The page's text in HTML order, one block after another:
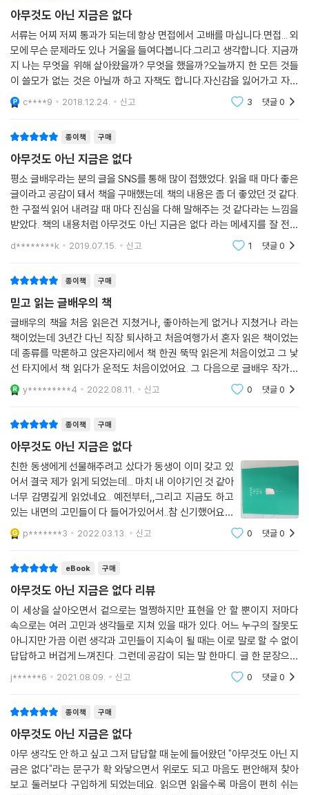
아무것도 아닌 지금은 없다
서류는 어찌 저찌 통과가 되는데 항상 면접에서 고배를 마십니다.면접... 외
모에 무슨 문제라도 있나 거울을 들여다봅니다.그리고 생각합니다. 지금까
지 나는 무엇을 위해 살아왔을까? 무엇을 했을까?오늘까지 한 모든 것들
이 쓸모가 없는 것은 아닐까 하고 자책도 합니다.자신감을 잃어가고 자존
감마저 바닥을 향해 곤두박질 쳐가는 요즈음,헬조선 청춘들이 꼭 읽어야
할, 선물받았으면
c****9 2018.12.24. 신고 3 댓글0
종이책 구매
아무것도 아닌 지금은 없다
평소 글배우라는 분의 글을 SNS를 통해 많이 접했었다. 읽을 때 마다 좋은
글이라고 공감이 돼서 책을 구매했는데. 책의 내용은 좀 더 좋았던 것 같다.
한 구절씩 읽어 내려갈 때 마다 진심을 다해 말해주는 것 같다라는 느낌을
받았다. 책의 내용처럼 아무것도 아닌 지금은 없다 라는 메세지를 잘 전달
해주는 것 같았다. 현재를 중요하게 살아가는 힘을 주는 것 같았고 앞으로
d********k 2019.07.15. 신고 1 댓글0
종이책 구매
믿고 읽는 글배우의 책
글배우의 책을 처음 읽은건 지쳤거나, 좋아하는게 없거나 지쳤거나 라는
책이었는데 3년간 다닌 직장 퇴사하고 처음여행가서 혼자 읽은 책이었는
데 종류를 막론하고 앉은자리에서 책 한권 뚝딱 읽은게 처음이었고 그 낯
선 타지에서 책 읽다가 운적도 처음이었어요. 그 다음으로 글배우 작가의
책을 두번째로 산게 이책인데 자존감이 바닥까지 떨어진 저에게 책 제목만
으로도 이미 위로를
y*********4 2022.08.11. 신고 0 댓글0
종이책 구매
아무것도 아닌 지금은 없다
친한 동생에게 선물해주려고 샀다가 동생이 이미 갖고 있
어서 결국 제가 읽게 되었는데... 마치 내 이야기인 것 같아
너무 감명깊게 읽었네요.. 예전부터,,그리고 지금도 하고
있는 내면의 고민들이 다 들어가있어서..참 신기했어요ㅎ
ㅎ 이 책을 읽다보면,, 나의 가장 친구가,,또는 엄마가,, 가
만히 위로해주고 토닥여주는 것 같아요..덕분에 글배우님
p*******3 2022.03.13. 신고 0 댓글0
eBook 구매
아무것도 아닌 지금은 없다 리뷰
이 세상을 살아오면서 겉으로는 멀쩡하지만 표현을 안 할 뿐이지 저마다
속으로는 여러 고민과 생각들로 지쳐 있을 때가 있다. 어느 누구의 잘못도
아니지만 가끔 이런 생각과 고민들이 지속이 될 때는 이로 말로 할 수 없이
답답하고 버겁게 느껴진다. 그런데 공감이 되는 말 한마디. 글 한 문장으로
인해 별 것 아닌 것에서도 훌훌 털어버릴 수 있고 오랫동안 멈춰 있던 발걸
음이 한 걸
j******6 2021.08.09. 신고 0 댓글0
종이책 구매
아무것도 아닌 지금은 없다
아무 생각도 안 하고 싶고 그저 답답할 때 눈에 들어왔던 "아무것도 아닌 지
금은 없다"라는 문구가 확 와닿으면서 위로도 되고 마음도 편안해져 찾아
보고 둘러보다 구입하게 되었는데요. 읽으면 읽을수록 마음이 편히 쉬는